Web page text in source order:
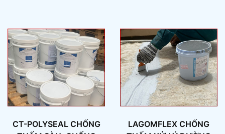
CT-POLYSEAL CHỐNG
LAGOMFLEX CHỐNG